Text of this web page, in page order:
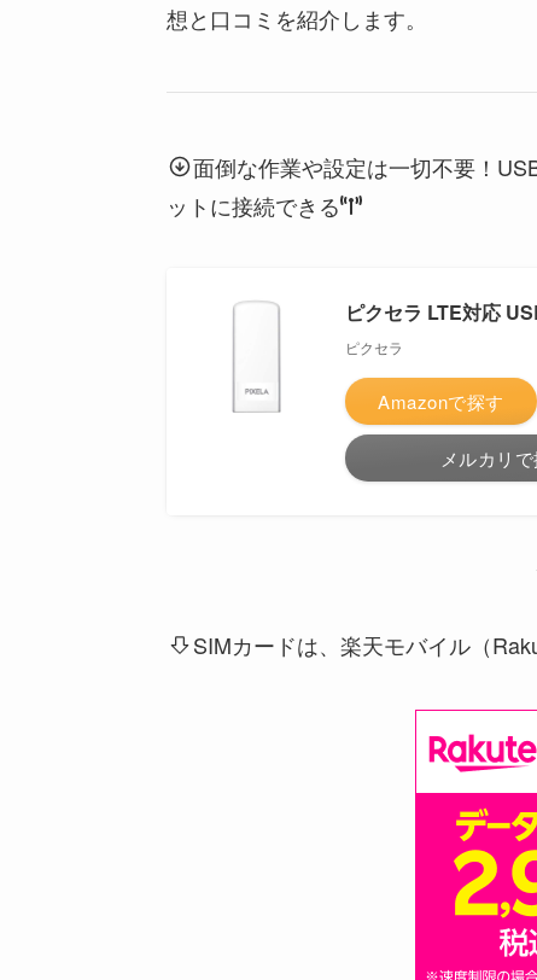
想と口コミを紹介します。
面倒な作業や設定は一切不要！
ットに接続できる
ピクセラ LTE対応
ピクセラ
Amazonで探す
メルカリ
SIMカードは、楽天モバイル（